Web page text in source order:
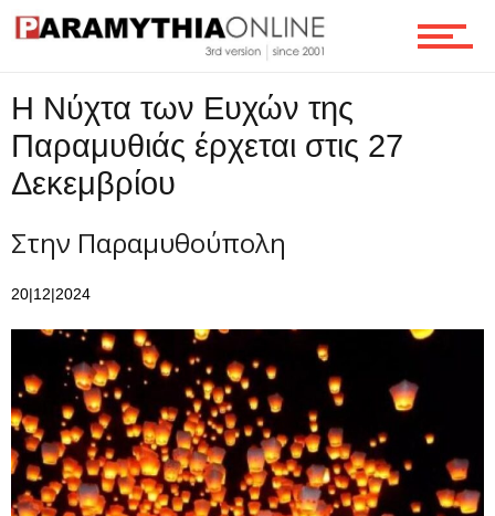
Ροή
Επικοινωνία
Η Νύχτα των Ευχών της
Παραμυθιάς έρχεται στις 27
Δεκεμβρίου
Στην Παραμυθούπολη
20|12|2024